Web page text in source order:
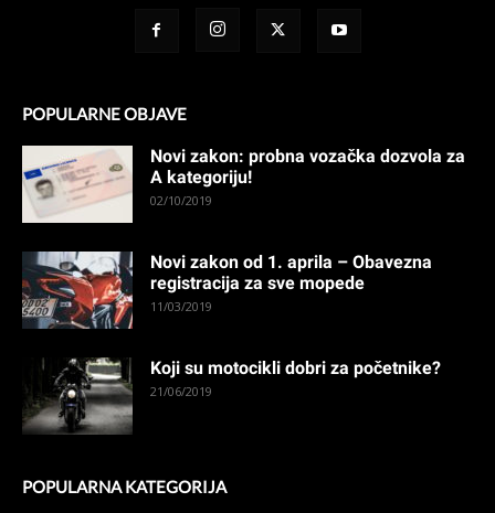
POPULARNE OBJAVE
Novi zakon: probna vozačka dozvola za
A kategoriju!
02/10/2019
Novi zakon od 1. aprila – Obavezna
registracija za sve mopede
11/03/2019
Koji su motocikli dobri za početnike?
21/06/2019
POPULARNA KATEGORIJA